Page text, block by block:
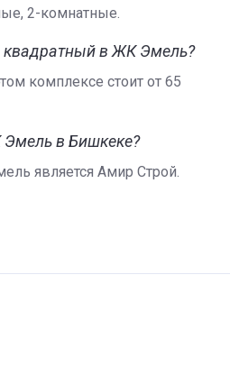
2-комнатные.
квадратный в ЖК Эмель?
комплексе стоит от ‍65
в Бишкеке?
является Амир Строй.